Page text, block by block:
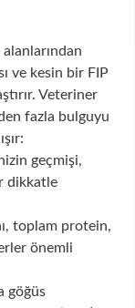
ve kesin bir FIP
Veteriner
fazla bulguyu
geçmişi,
dikkatle
toplam protein,
önemli
göğüs